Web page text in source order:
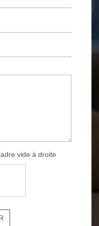
vide à droite